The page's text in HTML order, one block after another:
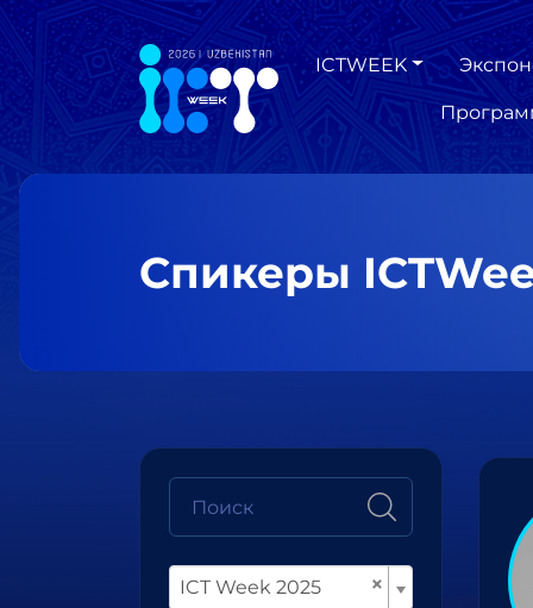
ICTWEEK
Спикеры
×
ICT Week 2025